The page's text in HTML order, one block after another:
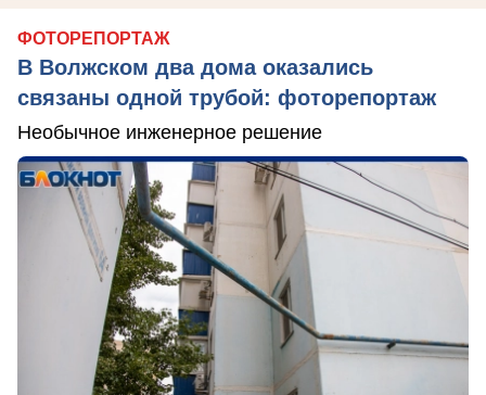
ФОТОРЕПОРТАЖ
В Волжском два дома оказались
связаны одной трубой: фоторепортаж
Необычное инженерное решение